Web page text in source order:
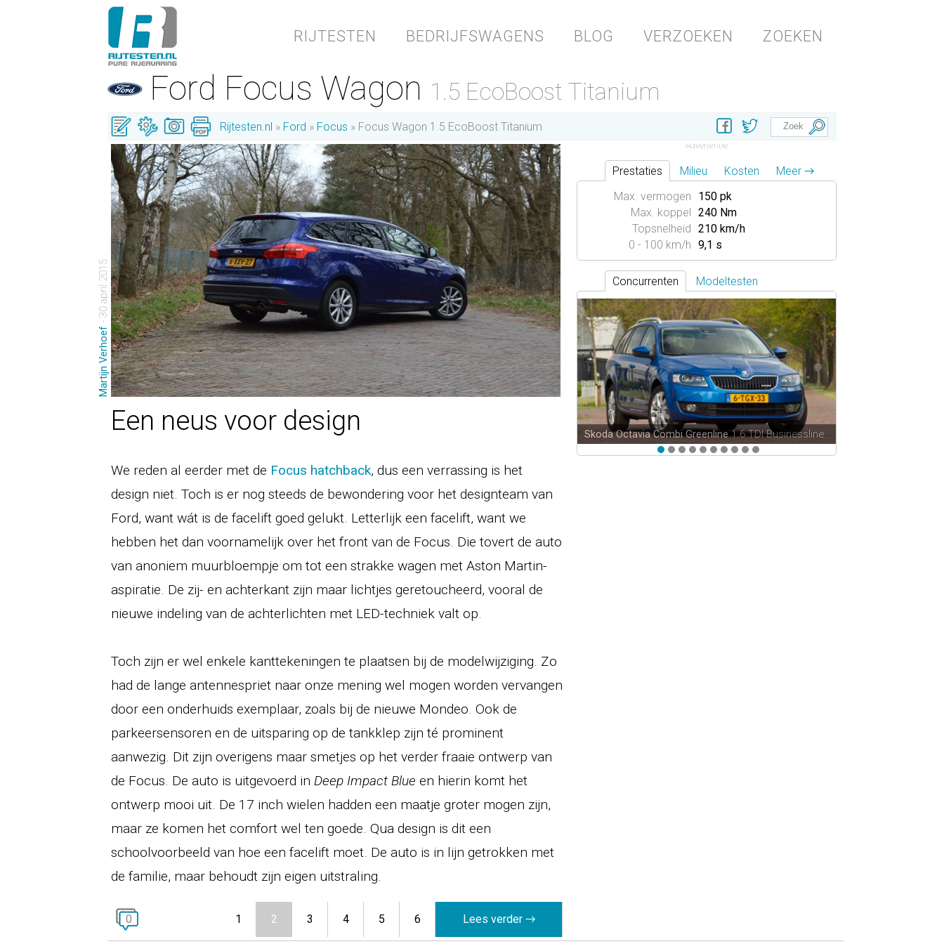
RIJTESTEN BEDRIJFSWAGENS BLOG VERZOEKEN ZOEKEN
Ford Focus Wagon 1.5 EcoBoost Titanium
Rijtesten.nl Ford Focus Focus Wagon 1.5 EcoBoost Titanium
Martijn Verhoef
- 30 april 2015
Een neus voor design
We reden al eerder met de Focus hatchback, dus een verrassing is het
design niet. Toch is er nog steeds de bewondering voor het designteam van
Ford, want wát is de facelift goed gelukt. Letterlijk een facelift, want we
hebben het dan voornamelijk over het front van de Focus. Die tovert de auto
van anoniem muurbloempje om tot een strakke wagen met Aston Martin-
aspiratie. De zij- en achterkant zijn maar lichtjes geretoucheerd, vooral de
nieuwe indeling van de achterlichten met LED-techniek valt op.
Toch zijn er wel enkele kanttekeningen te plaatsen bij de modelwijziging. Zo
had de lange antennespriet naar onze mening wel mogen worden vervangen
door een onderhuids exemplaar, zoals bij de nieuwe Mondeo. Ook de
parkeersensoren en de uitsparing op de tankklep zijn té prominent
aanwezig. Dit zijn overigens maar smetjes op het verder fraaie ontwerp van
de Focus. De auto is uitgevoerd in Deep Impact Blue en hierin komt het
ontwerp mooi uit. De 17 inch wielen hadden een maatje groter mogen zijn,
maar ze komen het comfort wel ten goede. Qua design is dit een
schoolvoorbeeld van hoe een facelift moet. De auto is in lijn getrokken met
de familie, maar behoudt zijn eigen uitstraling.
0 1 2 3 4 5 6 Lees verder →
Prestaties Milieu Kosten
Meer →
Max. vermogen
150 pk
Max. koppel 240 Nm
Topsnelheid 210 km/h
0 - 100 km/h 9,1 s
Concurrenten Modeltesten
Skoda Octavia Combi Greenline1.6 TDI Businessline